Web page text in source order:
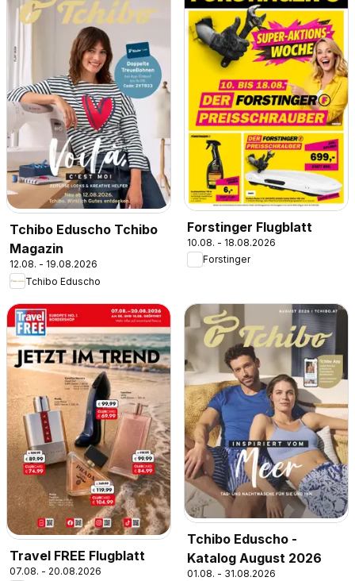
Tchibo Eduscho Tchibo
Magazin
12.08. - 19.08.2026
Tchibo Eduscho
Forstinger Flugblatt
10.08. - 18.08.2026
Forstinger
Travel FREE Flugblatt
07.08. - 20.08.2026
Tchibo Eduscho -
Katalog August 2026
01.08. - 31.08.2026